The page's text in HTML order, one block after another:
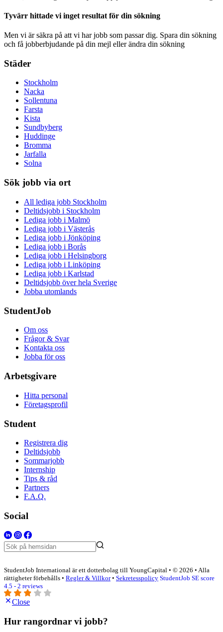
Tyvärr hittade vi inget resultat för din sökning
Men vi är säkra på att vi har jobb som passar dig. Spara din sökning
och få jobberbjudande på din mejl eller ändra din sökning
Städer
Stockholm
Nacka
Sollentuna
Farsta
Kista
Sundbyberg
Huddinge
Bromma
Jarfalla
Solna
Sök jobb via ort
All lediga jobb Stockholm
Deltidsjobb i Stockholm
Lediga jobb i Malmö
Lediga jobb i Västerås
Lediga jobb i Jönköping
Lediga jobb i Borås
Lediga jobb i Helsingborg
Lediga jobb i Linköping
Lediga jobb i Karlstad
Deltidsjobb över hela Sverige
Jobba utomlands
StudentJob
Om oss
Frågor & Svar
Kontakta oss
Jobba för oss
Arbetsgivare
Hitta personal
Företagsprofil
Student
Registrera dig
Deltidsjobb
Sommarjobb
Internship
Tips & råd
Partners
F.A.Q.
Social
StudentJob International är ett dotterbolag till YoungCapital • © 2026 • Alla
rättigheter förbehålls • Regler & Villkor• Sekretesspolicy StudentJob SE score
4.5 - 2 reviews
Close
Hur rangordnar vi jobb?